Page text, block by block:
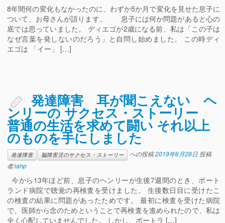
8年間何の変化もなかったのに、わずか5か月で変化を見せた息子に
ついて、お母さんが語ります。 息子には何か問題があると心の
底では思っていました。 ディエゴが2歳になる前、私は「この子は
なぜ言葉を発しないのだろう」と自問し始めました。 この時ディ
エゴは 「イー」 […]
発達障害 耳が聞こえない ヘ
ンリーの サクセス・ストーリー
普通の生活を求めて闘い それ以上
のものを手にしました
発達障害 脳障害児のサクセス・ストーリー への投稿2019年6月28日 投稿
者:iahp
今から13年ほど前、息子のヘンリーが生後7週間のとき、ポート
ランド病院で聴覚の再検査を受けました。 生後数日目に受けたこ
の検査の結果に問題があったためです。 最初に検査を受けた病院
で、医師から念のためということで再検査を進められたので、私は
全く心配していませんでした。 しかし、ポートラ […]